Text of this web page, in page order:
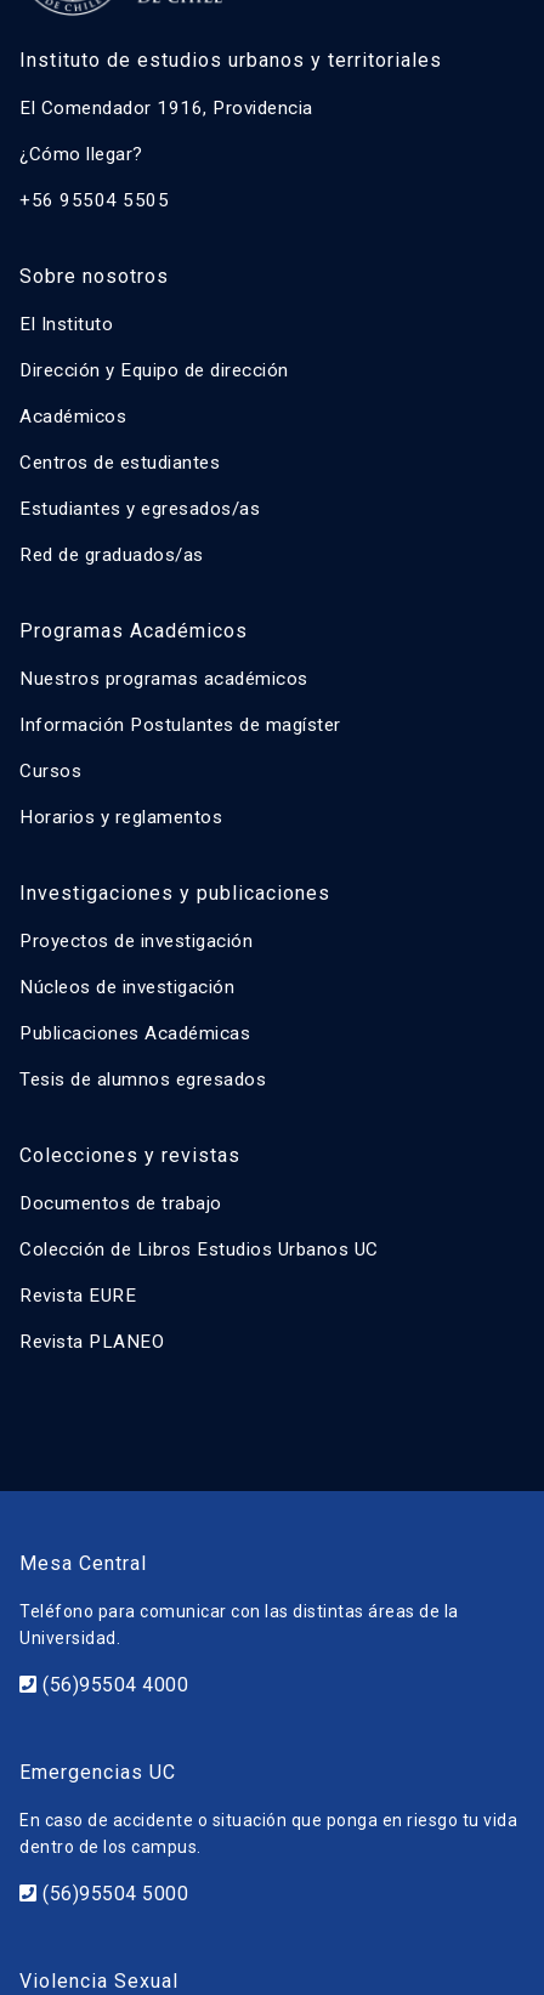
Instituto de estudios urbanos y territoriales
El Comendador 1916, Providencia
¿Cómo llegar?
+56 95504 5505
Sobre nosotros
El Instituto
Dirección y Equipo de dirección
Académicos
Centros de estudiantes
Estudiantes y egresados/as
Red de graduados/as
Programas Académicos
Nuestros programas académicos
Información Postulantes de magíster
Cursos
Horarios y reglamentos
Investigaciones y publicaciones
Proyectos de investigación
Núcleos de investigación
Publicaciones Académicas
Tesis de alumnos egresados
Colecciones y revistas
Documentos de trabajo
Colección de Libros Estudios Urbanos UC
Revista EURE
Revista PLANEO
Mesa Central
Teléfono para comunicar con las distintas áreas de la
Universidad.
(56)95504 4000
Emergencias UC
En caso de accidente o situación que ponga en riesgo tu vida
dentro de los campus.
(56)95504 5000
Violencia Sexual